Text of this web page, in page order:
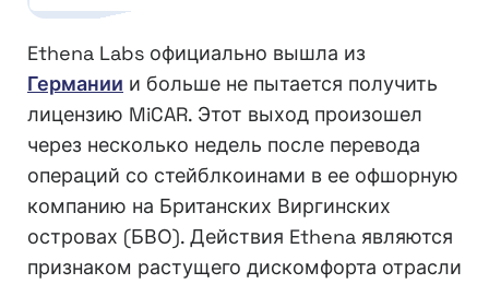
Ethena Labs официально вышла из
Германии и больше не пытается получить
лицензию MiCAR. Этот выход произошел
через несколько недель после перевода
операций со стейблкоинами в ее офшорную
компанию на Британских Виргинских
островах (БВО). Действия Ethena являются
признаком растущего дискомфорта отрасли